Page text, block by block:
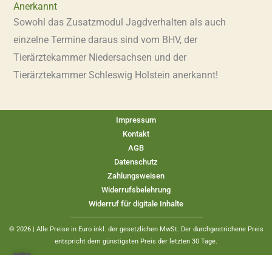
Anerkannt
Sowohl das Zusatzmodul Jagdverhalten als auch
einzelne Termine daraus sind vom BHV, der
Tierärztekammer Niedersachsen und der
Tierärztekammer Schleswig Holstein anerkannt!
Impressum
Kontakt
AGB
Datenschutz
Zahlungsweisen
Widerrufsbelehrung
Widerruf für digitale Inhalte
© 2026 | Alle Preise in Euro inkl. der gesetzlichen MwSt. Der durchgestrichene Preis
entspricht dem günstigsten Preis der letzten 30 Tage.